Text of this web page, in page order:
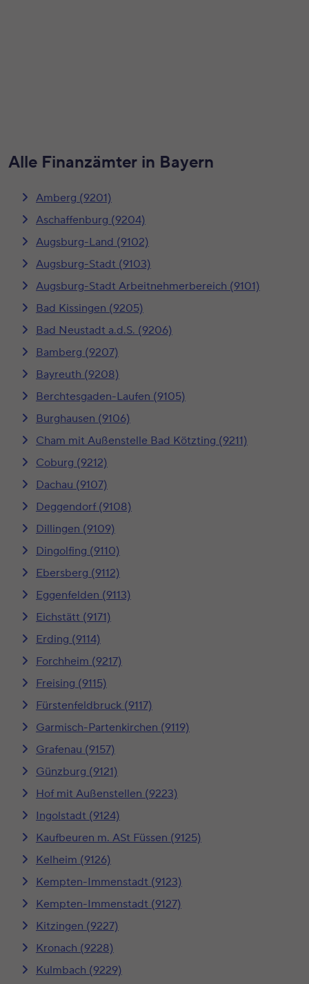
Alle Finanzämter in Bayern
Amberg (9201)
Aschaffenburg (9204)
Augsburg-Land (9102)
Augsburg-Stadt (9103)
Augsburg-Stadt Arbeitnehmerbereich (9101)
Bad Kissingen (9205)
Bad Neustadt a.d.S. (9206)
Bamberg (9207)
Bayreuth (9208)
Berchtesgaden-Laufen (9105)
Burghausen (9106)
Cham mit Außenstelle Bad Kötzting (9211)
Coburg (9212)
Dachau (9107)
Deggendorf (9108)
Dillingen (9109)
Dingolfing (9110)
Ebersberg (9112)
Eggenfelden (9113)
Eichstätt (9171)
Erding (9114)
Forchheim (9217)
Freising (9115)
Fürstenfeldbruck (9117)
Garmisch-Partenkirchen (9119)
Grafenau (9157)
Günzburg (9121)
Hof mit Außenstellen (9223)
Ingolstadt (9124)
Kaufbeuren m. ASt Füssen (9125)
Kelheim (9126)
Kempten-Immenstadt (9123)
Kempten-Immenstadt (9127)
Kitzingen (9227)
Kronach (9228)
Kulmbach (9229)